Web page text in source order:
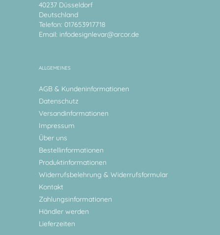
40237 Düsseldorf
Deutschland
Telefon: 017653917718
Email: infodesignlevar@arcor.de
ALLGEMEINES
AGB & Kundeninformationen
Datenschutz
Versandinformationen
Impressum
Über uns
Bestellinformationen
Produktinformationen
Widerrufsbelehrung & Widerrufsformular
Kontakt
Zahlungsinformationen
Händler werden
Lieferzeiten